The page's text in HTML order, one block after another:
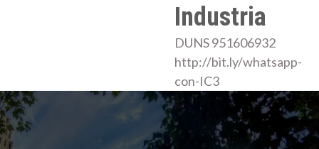
Industria
DUNS 951606932
http://bit.ly/whatsapp-
con-IC3